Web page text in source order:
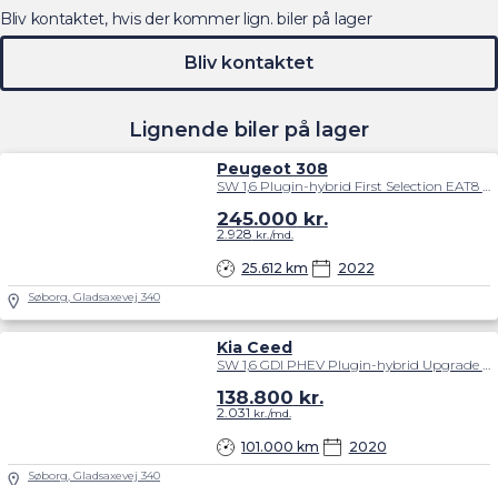
Lignende biler på lager
Peugeot 308
SW 1,6 Plugin-hybrid First Selection EAT8 180HK Stc 8g Aut.
25.612 km 2022
245.000 kr.
2.928 kr./md.
Søborg, Gladsaxevej 340
Kia Ceed
SW 1,6 GDI PHEV Plugin-hybrid Upgrade m/Plus DCT 141HK Stc 6g Aut.
101.000 km 2020
138.800 kr.
2.031 kr./md.
Søborg, Gladsaxevej 340
Bliv kontaktet, hvis der kommer lign. biler på lager
Bliv kontaktet